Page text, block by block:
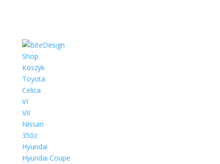
Shop
Koszyk
Toyota
Celica
VI
VII
Nissan
350z
Hyundai
Hyundai Coupe